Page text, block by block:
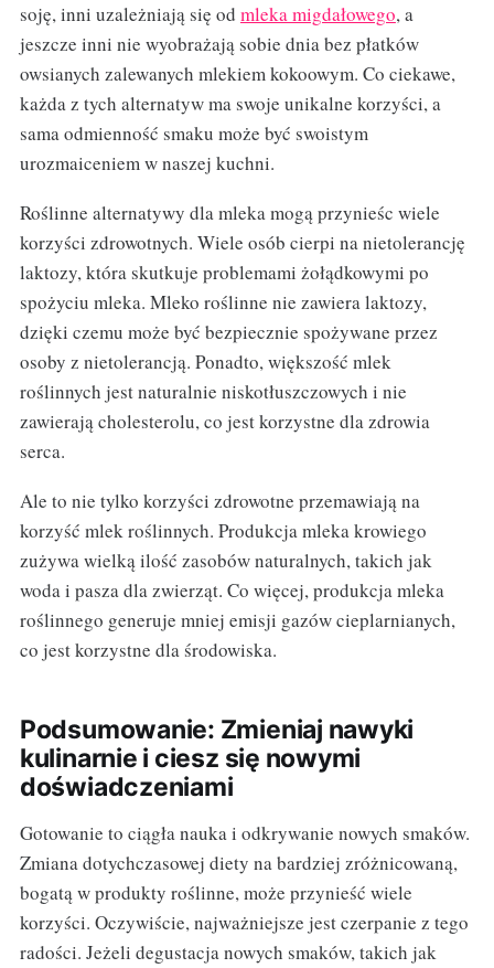
soję, inni uzależniają się od mleka migdałowego, a
jeszcze inni nie wyobrażają sobie dnia bez płatków
owsianych zalewanych mlekiem kokoowym. Co ciekawe,
każda z tych alternatyw ma swoje unikalne korzyści, a
sama odmienność smaku może być swoistym
urozmaiceniem w naszej kuchni.
Roślinne alternatywy dla mleka mogą przynieśc wiele
korzyści zdrowotnych. Wiele osób cierpi na nietolerancję
laktozy, która skutkuje problemami żołądkowymi po
spożyciu mleka. Mleko roślinne nie zawiera laktozy,
dzięki czemu może być bezpiecznie spożywane przez
osoby z nietolerancją. Ponadto, większość mlek
roślinnych jest naturalnie niskotłuszczowych i nie
zawierają cholesterolu, co jest korzystne dla zdrowia
serca.
Ale to nie tylko korzyści zdrowotne przemawiają na
korzyść mlek roślinnych. Produkcja mleka krowiego
zużywa wielką ilość zasobów naturalnych, takich jak
woda i pasza dla zwierząt. Co więcej, produkcja mleka
roślinnego generuje mniej emisji gazów cieplarnianych,
co jest korzystne dla środowiska.
Podsumowanie: Zmieniaj nawyki
kulinarnie i ciesz się nowymi
doświadczeniami
Gotowanie to ciągła nauka i odkrywanie nowych smaków.
Zmiana dotychczasowej diety na bardziej zróżnicowaną,
bogatą w produkty roślinne, może przynieść wiele
korzyści. Oczywiście, najważniejsze jest czerpanie z tego
radości. Jeżeli degustacja nowych smaków, takich jak